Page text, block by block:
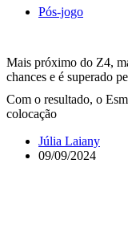
Pós-jogo
Mais próximo do Z4,
chances e é superado
Com o resultado, o
colocação
Júlia Laiany
09/09/2024